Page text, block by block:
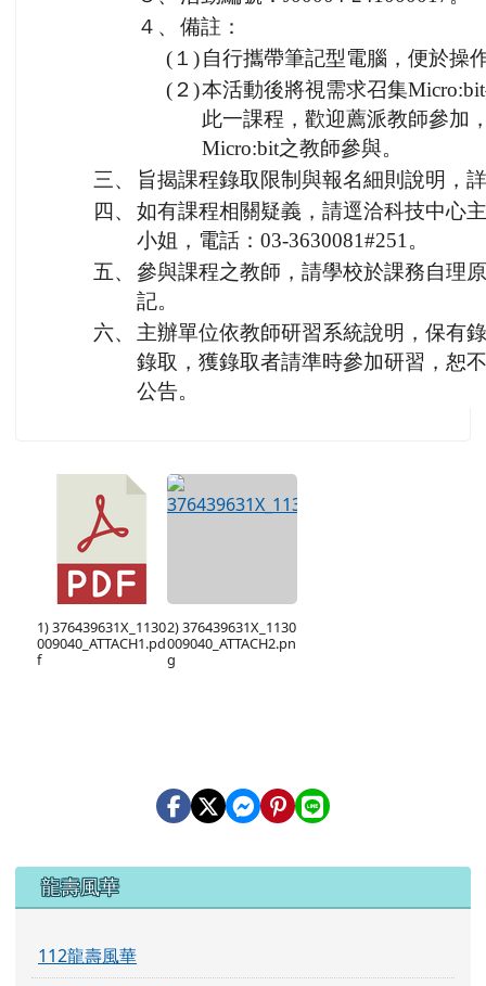
４、 備註：
(１)自行攜帶筆記型電腦，便於操
(２)本活動後將視需求召集
此一課程，歡迎薦派教師參加
Micro:bit之教師參與。
三、
旨揭課程錄取限制與報名細則說明，
四、 如有課程相關疑義，請逕洽科技中心
小姐，電話：03-3630081#251。
五、 參與課程之教師，請學校於課務自理
記。
六、
主辦單位依教師研習系統說明，保有
錄取，獲錄取者請準時參加研習，恕
公告。
1) 376439631X_1130
009040_ATTACH1.pd
f
2) 376439631X_1130
009040_ATTACH2.pn
g
左邊區域內容
龍壽風華
112龍壽風華